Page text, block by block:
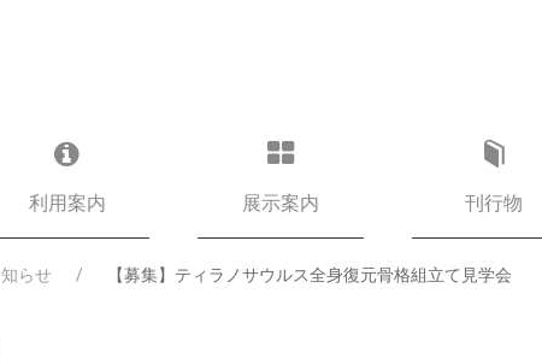
利用案内 展示案内 刊行物
らせ 【募集】ティラノサウルス全身復元骨格組立て見学会